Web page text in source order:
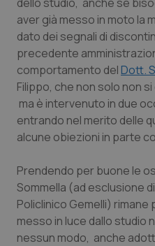
Provincia
Puglia
Sardegna
Toscana
Umbria
Ipertensione &
Malattie rare
Malattia di Crohn
Neuroscienze &
Obesità
Oftalmologia
aver già messo in moto la
dato dei segnali di
precedente
comportamento delDott.
Filippo, che non solo non
ma è intervenuto in due
entrando nel merito delle
alcune obiezioni in parte
Prendendo per buone le
Sommella (ad esclusione
Policlinico Gemelli)
messo in luce dallo studio
nessun modo, anche